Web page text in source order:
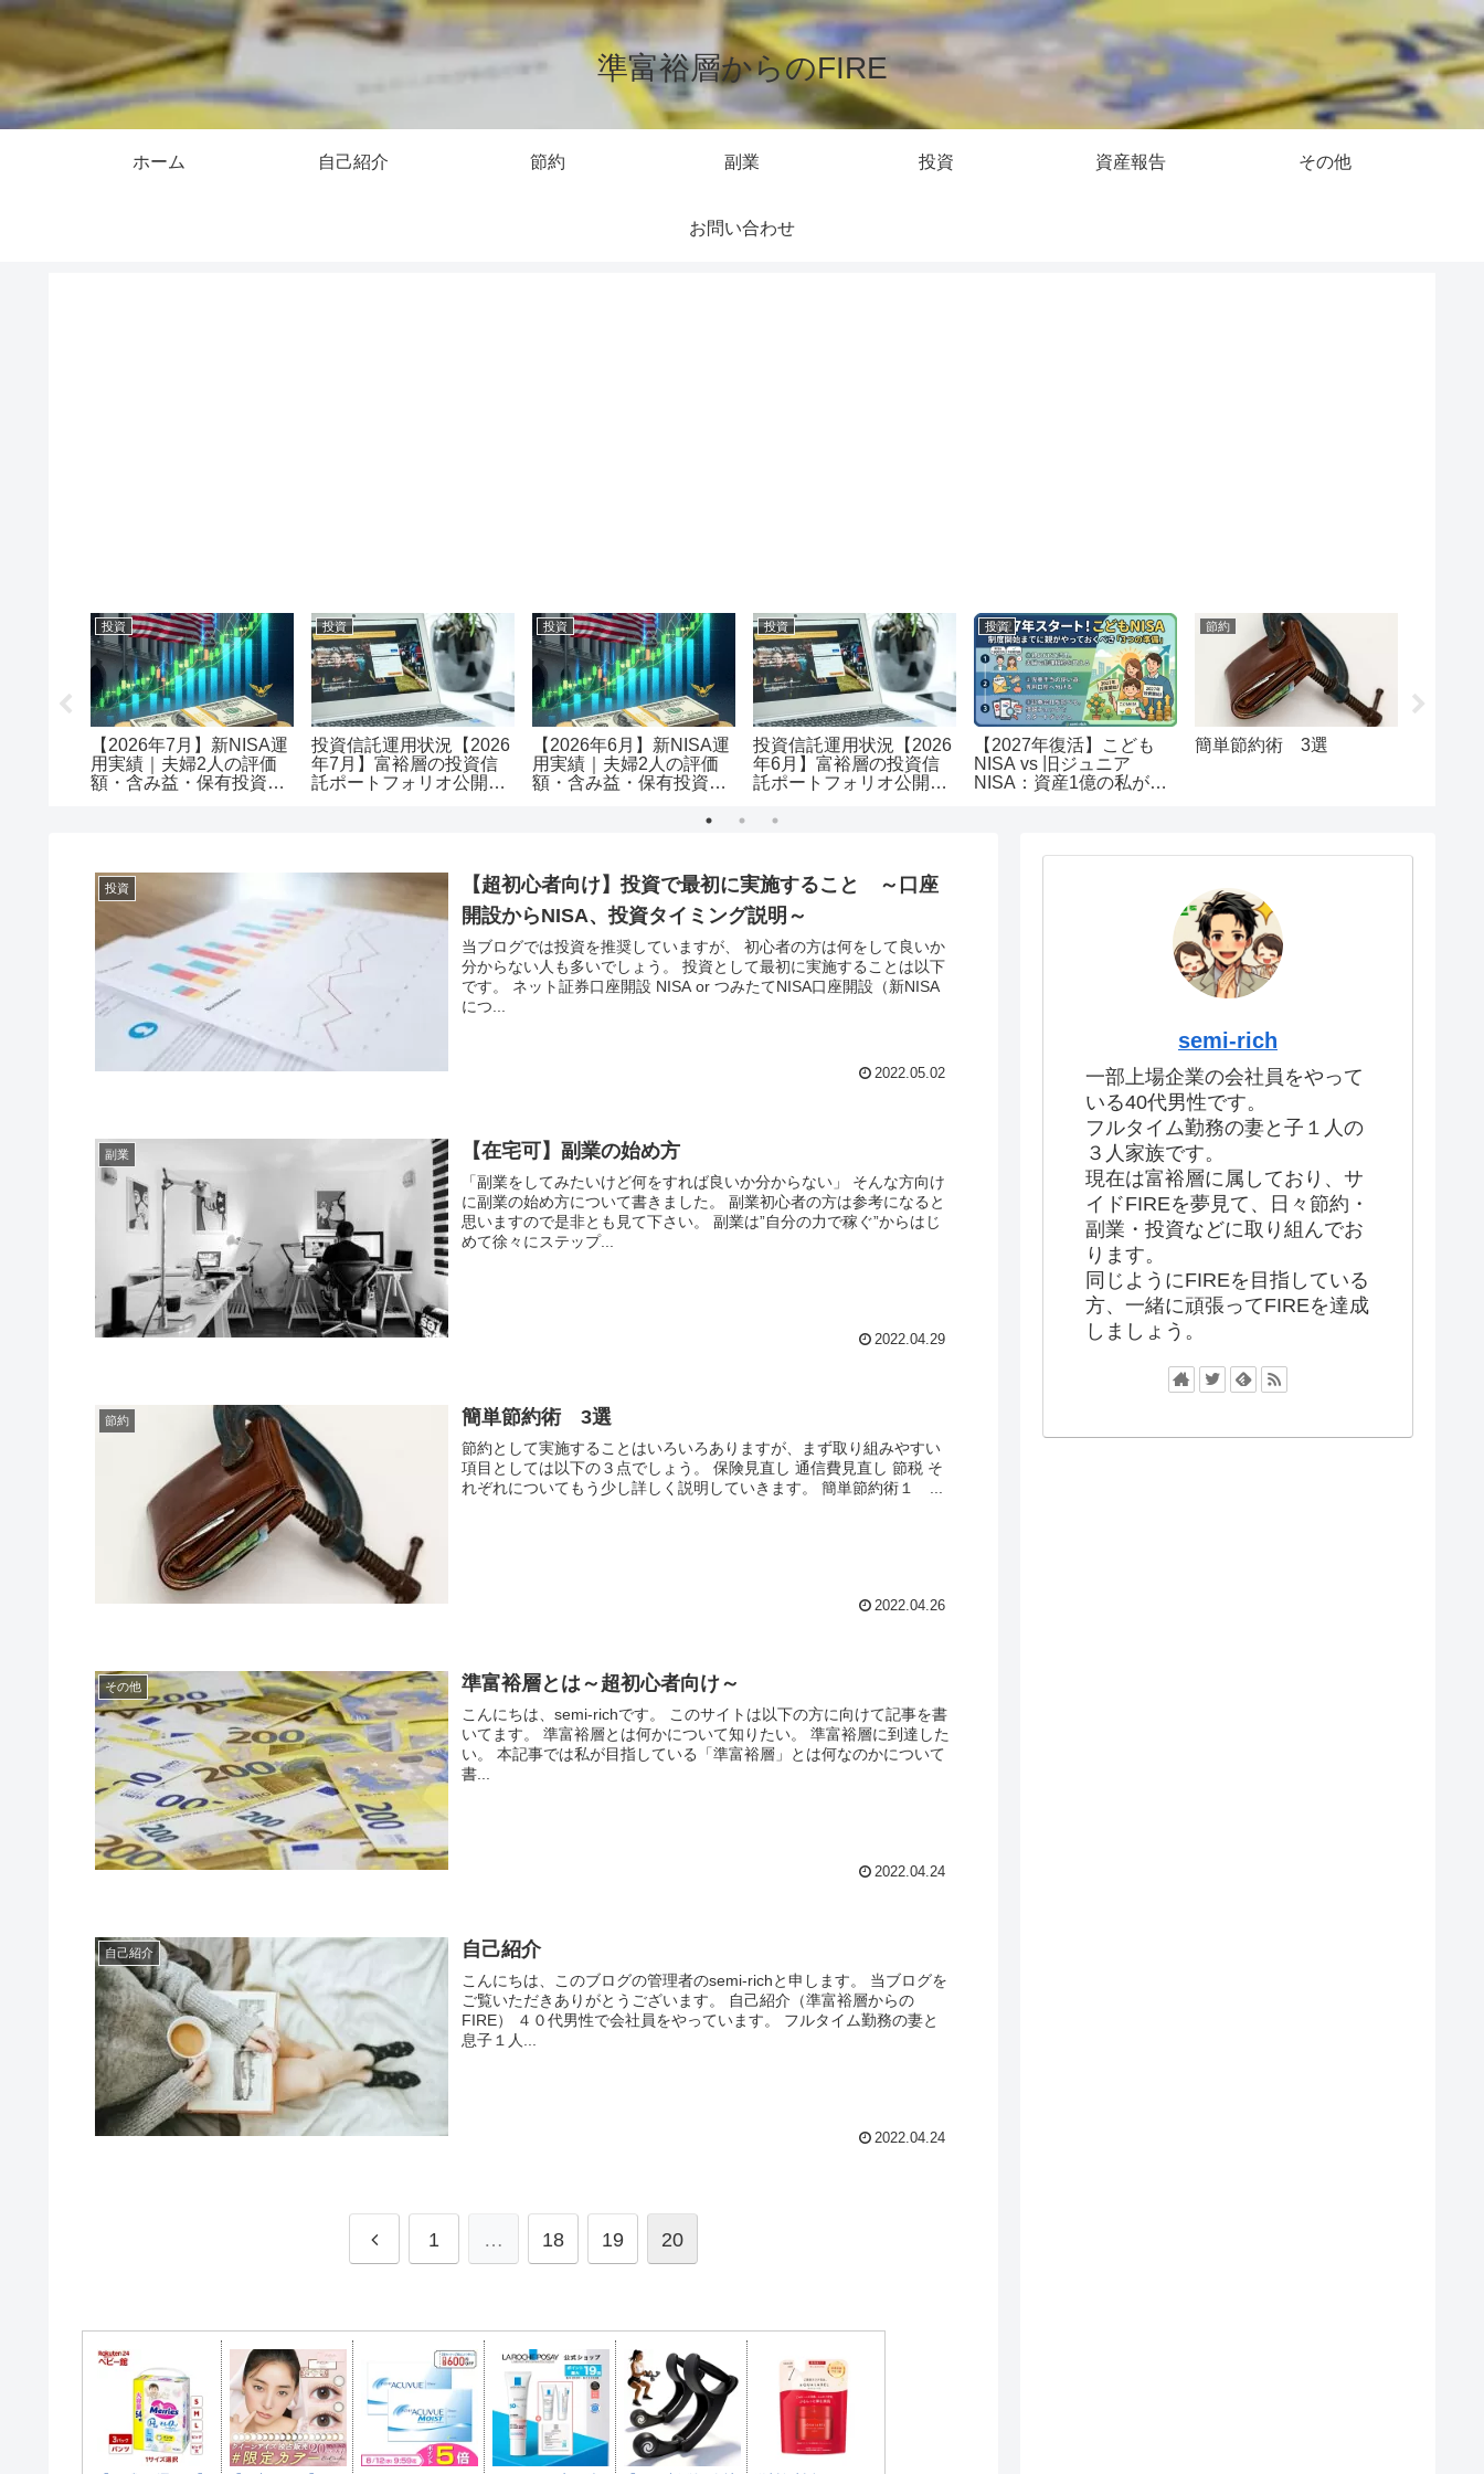
準富裕層からのFIRE
ホーム 自己紹介 節約 副業 投資 資産報告 その他
お問い合わせ
投資
【2026年7月】新NISA運
用実績｜夫婦2人の評価
額・含み益・保有投資信
投資
投資信託運用状況【2026
年7月】富裕層の投資信
託ポートフォリオ公開｜
投資
【2026年6月】新NISA運
用実績｜夫婦2人の評価
額・含み益・保有投資信
投資
投資信託運用状況【2026
年6月】富裕層の投資信
託ポートフォリオ公開｜
+5,455万円のリアル運用
投資
【2027年復活】こども
NISA vs 旧ジュニア
NISA：資産1億の私が出
節約
簡単節約術 3選
投資
【超初心者向け】投資で最初に実施すること ～口座
開設からNISA、投資タイミング説明～
当ブログでは投資を推奨していますが、 初心者の方は何をして良いか
分からない人も多いでしょう。 投資として最初に実施することは以下
です。 ネット証券口座開設 NISA or つみたてNISA口座開設（新NISA
につ...
2022.05.02
副業 【在宅可】副業の始め方
「副業をしてみたいけど何をすれば良いか分からない」 そんな方向け
に副業の始め方について書きました。 副業初心者の方は参考になると
思いますので是非とも見て下さい。 副業は”自分の力で稼ぐ”からはじ
めて徐々にステップ...
2022.04.29
節約 簡単節約術 3選
節約として実施することはいろいろありますが、まず取り組みやすい
項目としては以下の３点でしょう。 保険見直し 通信費見直し 節税 そ
れぞれについてもう少し詳しく説明していきます。 簡単節約術１ ...
2022.04.26
その他 準富裕層とは～超初心者向け～
こんにちは、semi-richです。 このサイトは以下の方に向けて記事を書
いてます。 準富裕層とは何かについて知りたい。 準富裕層に到達した
い。 本記事では私が目指している「準富裕層」とは何なのかについて
書...
2022.04.24
自己紹介 自己紹介
こんにちは、このブログの管理者のsemi-richと申します。 当ブログを
ご覧いただきありがとうございます。 自己紹介（準富裕層からの
FIRE） ４０代男性で会社員をやっています。 フルタイム勤務の妻と
息子１人...
2022.04.24
1 … 18 19 20
semi-rich
一部上場企業の会社員をやって
いる40代男性です。
フルタイム勤務の妻と子１人の
３人家族です。
現在は富裕層に属しており、サ
イドFIREを夢見て、日々節約・
副業・投資などに取り組んでお
ります。
同じようにFIREを目指している
方、一緒に頑張ってFIREを達成
しましょう。